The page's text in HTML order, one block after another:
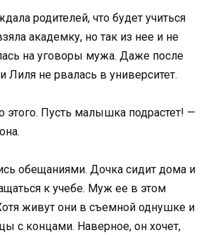
родителей, что будет учиться
академку, но так из нее и не
на уговоры мужа. Даже после
Лиля не рвалась в университет.
Пусть малышка подрастет! —
обещаниями. Дочка сидит дома и
к учебе. Муж ее в этом
живут они в съемной однушке и
с концами. Наверное, он хочет,